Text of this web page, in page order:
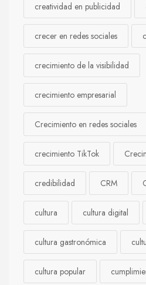
creatividad en publicidad
crecer en redes sociales
crecimiento de la visibilidad
crecimiento empresarial
Crecimiento en redes sociales
crecimiento TikTok
credibilidad CRM
cultura cultura digital
cultura gastronómica
cultura popular